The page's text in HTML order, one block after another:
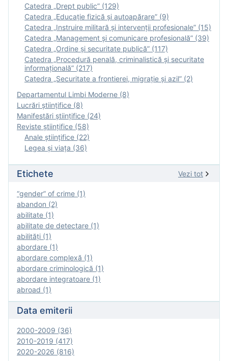
Catedra „Drept public” (129)
Catedra „Educație fizică şi autoapărare” (9)
Catedra „Instruire militară şi intervenţii profesionale” (15)
Catedra „Management și comunicare profesională” (39)
Catedra „Ordine și securitate publică” (117)
Catedra „Procedură penală, criminalistică și securitate
informațională” (217)
Catedra „Securitate a frontierei, migrație și azil” (2)
Departamentul Limbi Moderne (8)
Lucrări științifice (8)
Manifestări ştiinţifice (24)
Reviste ştiinţifice (58)
Anale ştiinţifice (22)
Legea şi viaţa (36)
Etichete Vezi tot
“gender” of crime (1)
abandon (2)
abilitate (1)
abilitate de detectare (1)
abilităţi (1)
abordare (1)
abordare complexă (1)
abordare criminologică (1)
abordare integratoare (1)
abroad (1)
Data emiterii
2000-2009 (36)
2010-2019 (417)
2020-2026 (816)